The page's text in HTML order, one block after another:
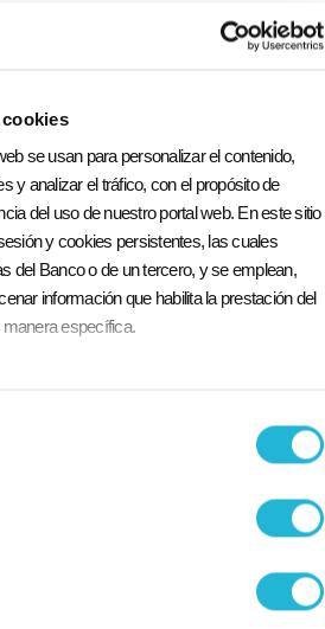
se usan para personalizar el contenido,
y analizar el tráfico, con el propósito de
del uso de nuestro portal web. En este sitio
y cookies persistentes, las cuales
del Banco o de un tercero, y se emplean,
información que habilita la prestación del
específica.
Contáctanos
Conócenos
tu crédito o inversión
financiera
con nosotros